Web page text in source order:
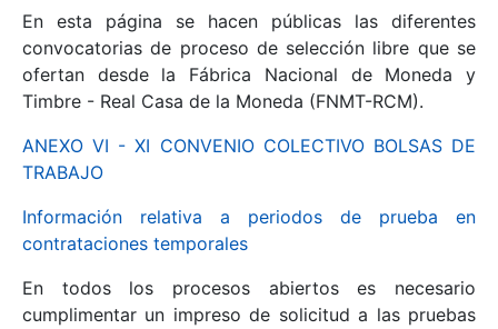
Mostrar/Ocultar
Mostrar/Ocultar
En esta página se hacen públicas las diferentes
convocatorias de proceso de selección libre que se
ofertan desde la Fábrica Nacional de Moneda y
Timbre - Real Casa de la Moneda (FNMT-RCM).
ANEXO VI - XI CONVENIO COLECTIVO BOLSAS DE
TRABAJO
Información relativa a periodos de prueba en
contrataciones temporales
En todos los procesos abiertos es necesario
cumplimentar un impreso de solicitud a las pruebas